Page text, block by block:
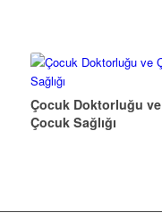
Çocuk Doktorluğu ve
Çocuk Sağlığı